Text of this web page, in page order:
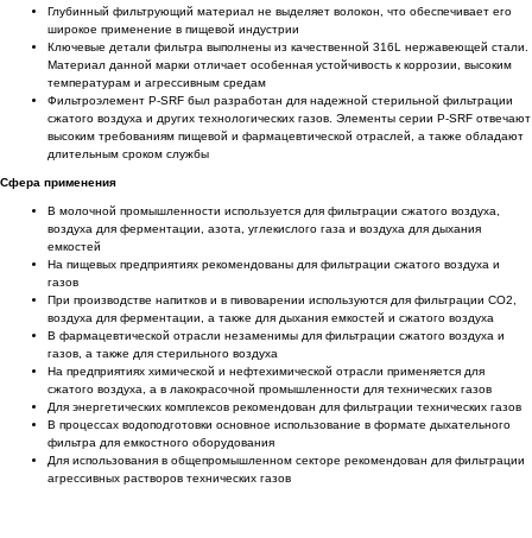
Глубинный фильтрующий материал не выделяет волокон, что обеспечивает его
широкое применение в пищевой индустрии
Ключевые детали фильтра выполнены из качественной 316L нержавеющей стали.
Материал данной марки отличает особенная устойчивость к коррозии, высоким
температурам и агрессивным средам
Фильтроэлемент P-SRF был разработан для надежной стерильной фильтрации
сжатого воздуха и других технологических газов. Элементы серии P-SRF отвечают
высоким требованиям пищевой и фармацевтической отраслей, а также обладают
длительным сроком службы
Сфера применения
В молочной промышленности используется для фильтрации сжатого воздуха,
воздуха для ферментации, азота, углекислого газа и воздуха для дыхания
емкостей
На пищевых предприятиях рекомендованы для фильтрации сжатого воздуха и
газов
При производстве напитков и в пивоварении используются для фильтрации СО2,
воздуха для ферментации, а также для дыхания емкостей и сжатого воздуха
В фармацевтической отрасли незаменимы для фильтрации сжатого воздуха и
газов, а также для стерильного воздуха
На предприятиях химической и нефтехимической отрасли применяется для
сжатого воздуха, а в лакокрасочной промышленности для технических газов
Для энергетических комплексов рекомендован для фильтрации технических газов
В процессах водоподготовки основное использование в формате дыхательного
фильтра для емкостного оборудования
Для использования в общепромышленном секторе рекомендован для фильтрации
агрессивных растворов технических газов